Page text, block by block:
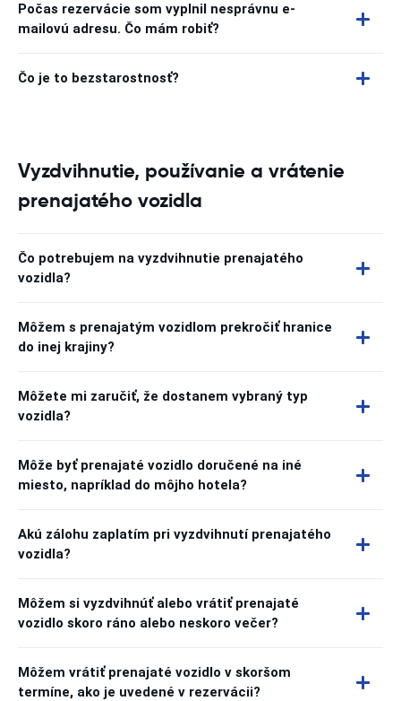
Počas rezervácie som vyplnil nesprávnu e-
mailovú adresu. Čo mám robiť?
Čo je to bezstarostnosť?
Vyzdvihnutie, používanie a vrátenie
prenajatého vozidla
Čo potrebujem na vyzdvihnutie prenajatého
vozidla?
Môžem s prenajatým vozidlom prekročiť hranice
do inej krajiny?
Môžete mi zaručiť, že dostanem vybraný typ
vozidla?
Môže byť prenajaté vozidlo doručené na iné
miesto, napríklad do môjho hotela?
Akú zálohu zaplatím pri vyzdvihnutí prenajatého
vozidla?
Môžem si vyzdvihnúť alebo vrátiť prenajaté
vozidlo skoro ráno alebo neskoro večer?
Môžem vrátiť prenajaté vozidlo v skoršom
termíne, ako je uvedené v rezervácii?